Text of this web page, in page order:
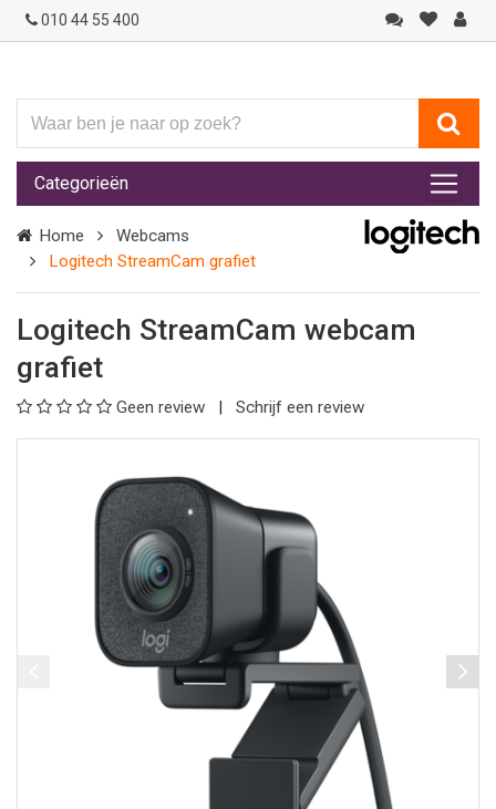
010 44 55 400
ben
je
naar
op
zoek?
Categorieën
Home
Webcams
Logitech StreamCam grafiet
Logitech StreamCam webcam
grafiet
Geen review Schrijf een review